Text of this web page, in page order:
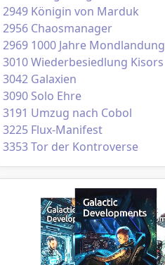
2949 Königin von Marduk
2956 Chaosmanager
2969 1000 Jahre Mondlandung
3010 Wiederbesiedlung Kisors
3042 Galaxien
3090 Solo Ehre
3191 Umzug nach Cobol
3225 Flux-Manifest
3353 Tor der Kontroverse